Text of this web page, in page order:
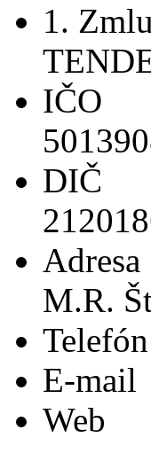
1.
IČO
DIČ
Adresa
M.R.
Telefón
E-mail
Web